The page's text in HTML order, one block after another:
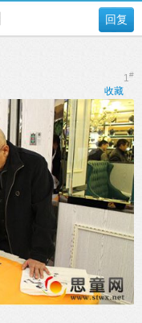
回复
1#
收藏